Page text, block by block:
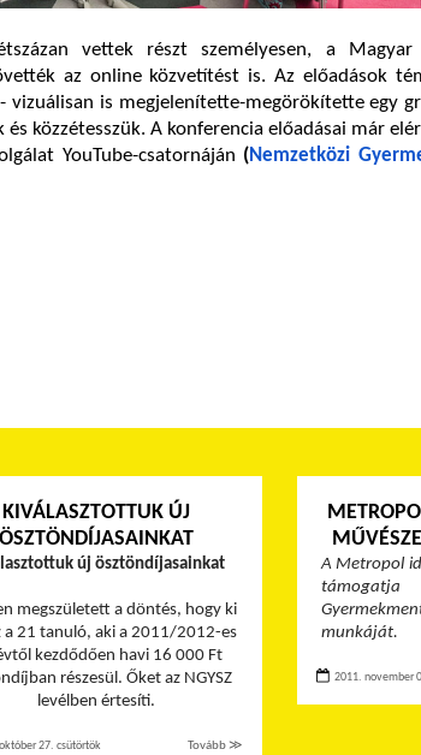
vettek részt személyesen, a Magyar
az online közvetítést is. Az előadások
vizuálisan is megjelenítette-megörökítette egy
közzétesszük. A konferencia előadásai már
YouTube-csatornáján ( Nemzetközi
KIVÁLASZTOTTUK ÚJ
ÖSZTÖNDÍJASAINKAT
új ösztöndíjasainkat
megszületett a döntés, hogy ki
a 21 tanuló, aki a 2011/2012-es
kezdődően havi 16 000 Ft
részesül. Őket az NGYSZ
levélben értesíti.
27. csütörtök Tovább ≫
A Metropol
munkáját.
2011. november